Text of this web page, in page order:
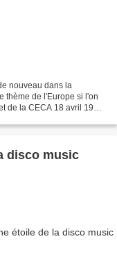
nouveau dans la
thème de l'Europe si l'on
de la CECA 18 avril 1951.
disco music